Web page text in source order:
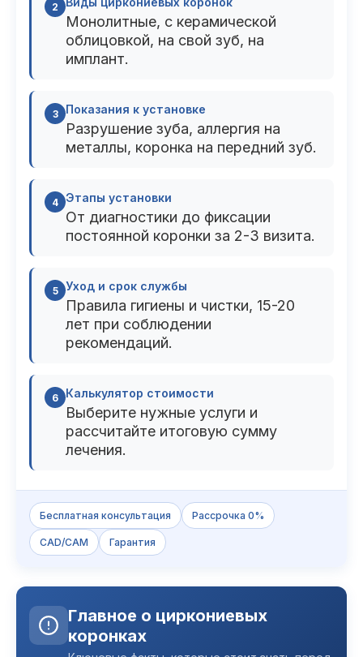
Пациентам
Контакты
2
Монолитные, с керамической
облицовкой, на свой зуб, на
имплант.
3 Показания к установке
Разрушение зуба, аллергия на
металлы, коронка на передний зуб.
4 Этапы установки
От диагностики до фиксации
постоянной коронки за 2-3 визита.
5 Уход и срок службы
Правила гигиены и чистки, 15-20
лет при соблюдении
рекомендаций.
6 Калькулятор стоимости
Выберите нужные услуги и
рассчитайте итоговую сумму
лечения.
Бесплатная консультация Рассрочка 0%
CAD/CAM Гарантия
Главное о циркониевых
коронках